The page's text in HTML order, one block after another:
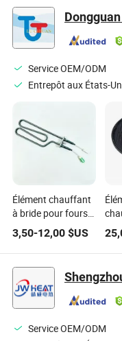
Service OEM/ODM
Entrepôt aux États-
Élément chauffant
à bride pour fours
électriques certifié
CE et RoHS
3,50-12,00 $US
Service OEM/ODM